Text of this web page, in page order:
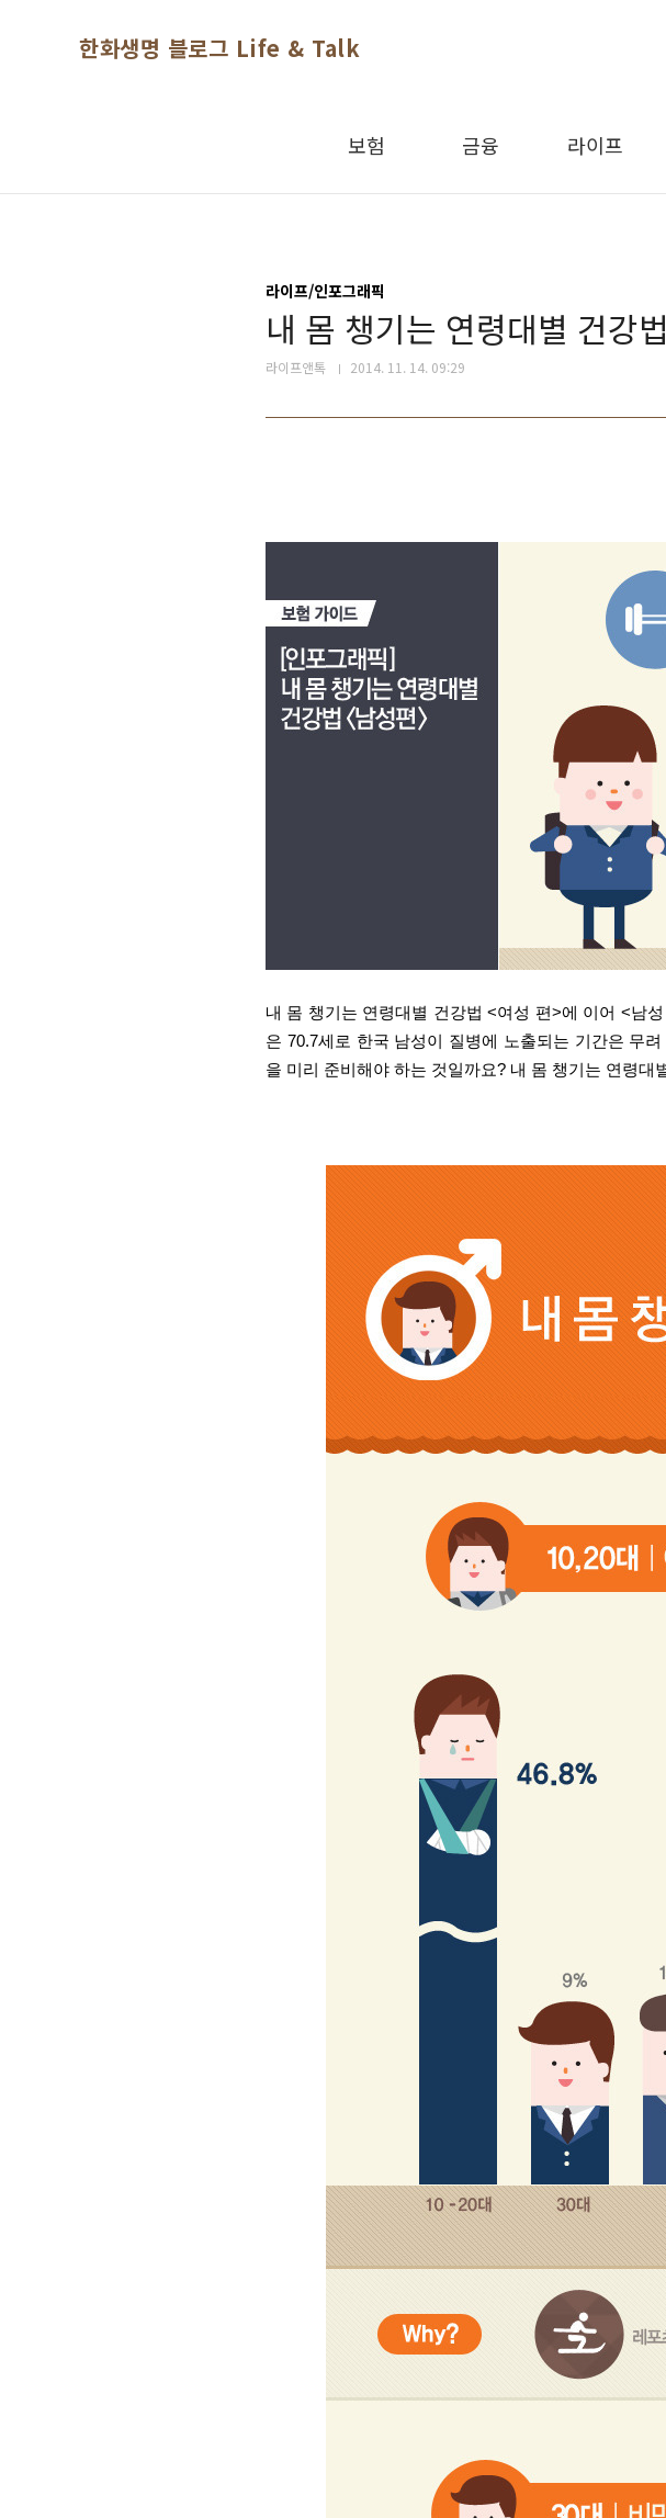
한화생명 블로그 Life & Talk
보험 금융 라이프
라이프/인포그래픽
내 몸 챙기는 연령대별 건강
라이프앤톡 2014. 11. 14. 09:29
내 몸 챙기는 연령대별 건강법 <여성 편>에 이어 <남
은 70.7세로 한국 남성이 질병에 노출되는 기간은 무
을 미리 준비해야 하는 것일까요? 내 몸 챙기는 연령대